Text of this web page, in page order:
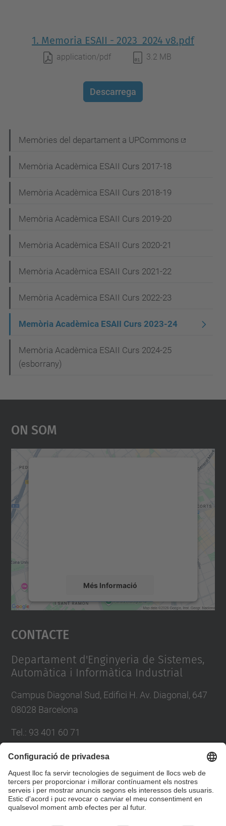
1. Memoria ESAII - 2023_2024 v8.pdf
application/pdf 3.2 MB
Descarrega
a
v
g
a
i
ó
Memòries del departament a UPCommons
Memòria Acadèmica ESAII Curs 2017-18
Memòria Acadèmica ESAII Curs 2018-19
Memòria Acadèmica ESAII Curs 2019-20
Memòria Acadèmica ESAII Curs 2020-21
Memòria Acadèmica ESAII Curs 2021-22
Memòria Acadèmica ESAII Curs 2022-23
Memòria Acadèmica ESAII Curs 2023-24
Memòria Acadèmica ESAII Curs 2024-25
(esborrany)
On Som
Més Informació
Accepta
powered by
Contacte
Departament d'Enginyeria de Sistemes,
Automàtica i Informàtica Industrial
Campus Diagonal Sud, Edifici H. Av. Diagonal, 647
08028 Barcelona
Tel. : 93 401 60 71
E-mail:info.esaii@(upc.edu)
Directori UPC
Formulari de contacte